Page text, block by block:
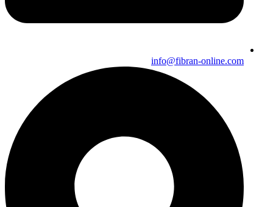
info@fibran-online.com